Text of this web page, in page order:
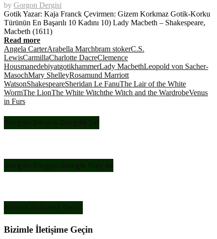
by Gorgon Dergisi
Gotik Yazar: Kaja Franck Çevirmen: Gizem Korkmaz Gotik-Korku
Türünün En Başarılı 10 Kadını 10) Lady Macbeth – Shakespeare,
Macbeth (1611)
Read more
Angela CarterArabella Marchbram stokerC.S.
LewisCarmillaCharlotte DacreClemence
HousmanedebiyatgotikhammerLady MacbethLeopold von Sacher-
MasochMary ShelleyRosamund Marriott
WatsonShakespeareSheridan Le FanuThe Lair of the White
WormThe LionThe White Witchthe Witch and the WardrobeVenus
in Furs
Gorgon Dergisi Dergilik’te!
Gorgon Dergisi Google Play’de
Bizimle İletişime Geçin
Bizimle İletişime Geçin